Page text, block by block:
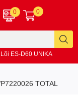
ES-D60 UNIKA
0 0
TOTAL